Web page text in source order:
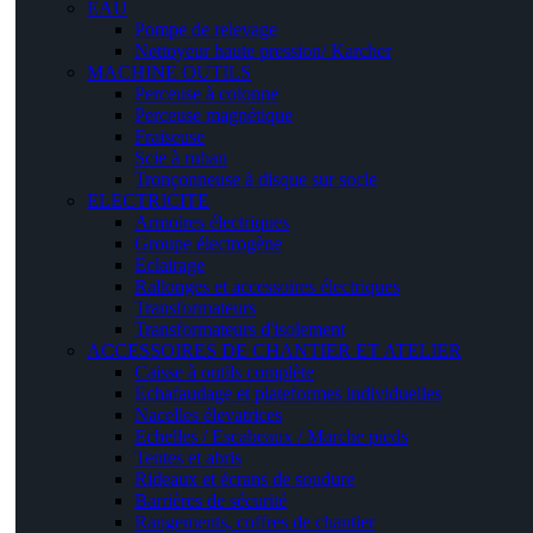
EAU
Pompe de relevage
Nettoyeur haute pression/ Karcher
MACHINE OUTILS
Perceuse à colonne
Perceuse magnétique
Fraiseuse
Scie à ruban
Tronçonneuse à disque sur socle
ELECTRICITE
Armoires électriques
Groupe électrogène
Eclairage
Rallonges et accessoires électriques
Transformateurs
Transformateurs d'isolement
ACCESSOIRES DE CHANTIER ET ATELIER
Caisse à outils complète
Echafaudage et plateformes individuelles
Nacelles élevatrices
Echelles / Escabeaux / Marche pieds
Tentes et abris
Rideaux et écrans de soudure
Barrières de sécurité
Rangements, coffres de chantier